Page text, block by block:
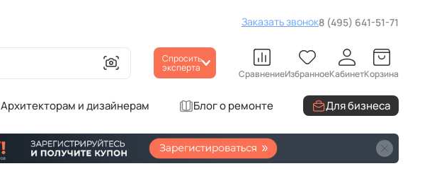
Заказать звонок8 (495) 641-51-71
Спросить
эксперта СравнениеИзбранноеКабинетКорзина
Архитекторам и дизайнерам Блог о ремонте Для бизнеса